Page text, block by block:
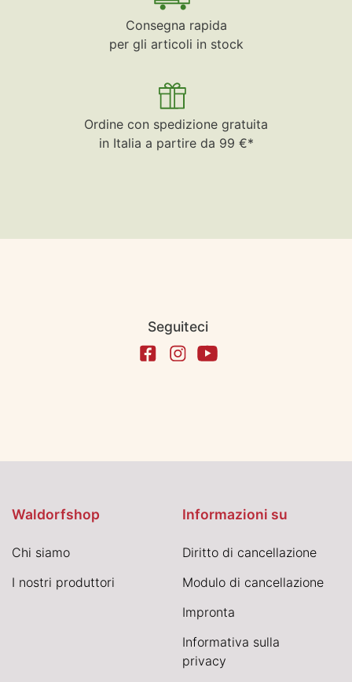
Consegna rapida
per gli articoli in stock
Ordine con spedizione gratuita
in Italia a partire da 99 €*
Seguiteci
Waldorfshop
Chi siamo
I nostri produttori
Informazioni su
Diritto di cancellazione
Modulo di cancellazione
Impronta
Informativa sulla
privacy